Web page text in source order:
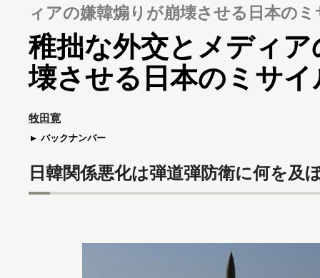
ィアの嫌韓煽りが崩壊させる日本の
稚拙な外交とメディ
壊させる日本のミサイ
牧田寛
バックナンバー
日韓関係悪化は弾道弾防衛に何を及